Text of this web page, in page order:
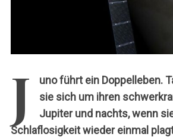
J
uno führt ein Doppelleben.
sie sich um ihren
Jupiter und nachts, wenn
Schlaflosigkeit wieder einmal